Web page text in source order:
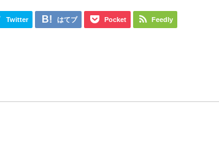
Twitter はてブ Pocket Feedly